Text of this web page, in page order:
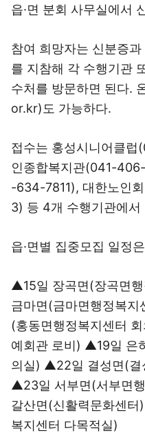
읍·면 분회 사무실에서
참여 희망자는 신분증
를 지참해 각 수행기관
수처를 방문하면 된다.
or.kr)도 가능하다.
접수는 홍성시니어클
인종합복지관(041-
-634-7811), 대한노인
3) 등 4개 수행기관에서
읍·면별 집중모집 일정
▲15일 장곡면(장곡면
금마면(금마면행정복
(홍동면행정복지센터
예회관 로비) ▲19일 은
의실) ▲22일 결성면(결
▲23일 서부면(서부면
갈산면(신활력문화센
복지센터 다목적실)